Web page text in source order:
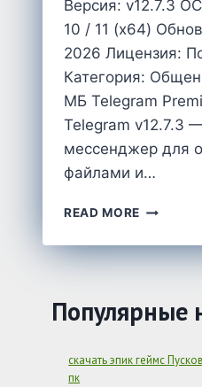
Версия: v12.7.3
10 / 11 (x64)
2026 Лицензия:
Категория:
MБ Telegram
Telegram v12.7.3
мессенджер для
файлами и…
READ MORE TELEGRAM
СКАЧАТЬ
–
Популярные
скачать эпик геймс
пк